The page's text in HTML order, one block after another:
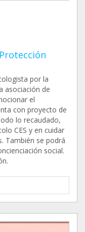
por la
asociación de
el
con proyecto de
lo recaudado,
CES y en cuidar
También se podrá
social.